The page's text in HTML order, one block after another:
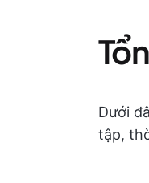
Dưới
tập,